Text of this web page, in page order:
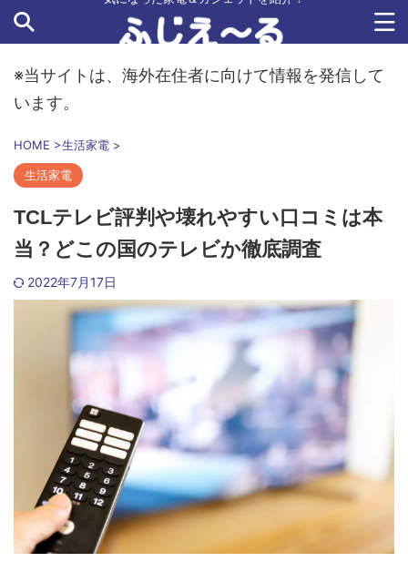
※当サイトは、海外在住者に向けて情報を発信して
います。
HOME >生活家電 >
生活家電
TCLテレビ評判や壊れやすい口コミは本
当？どこの国のテレビか徹底調査
2022年7月17日